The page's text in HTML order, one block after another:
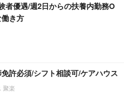
者優遇/週2日からの扶養内勤務O
き方
許必須/シフト相談可/ケアハウス
聚楽